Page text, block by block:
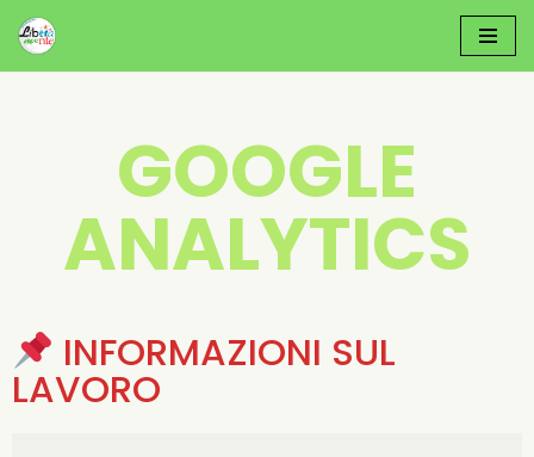
GOOGLE
ANALYTICS
INFORMAZIONI SUL
LAVORO